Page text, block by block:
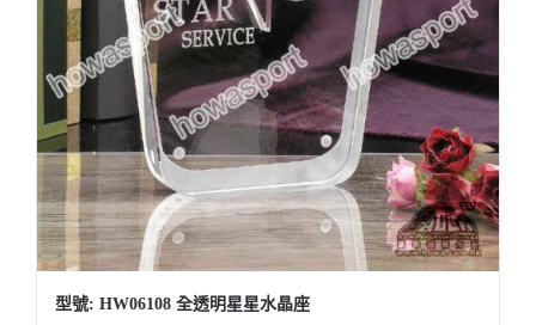
型號: HW06108 全透明星星水晶座